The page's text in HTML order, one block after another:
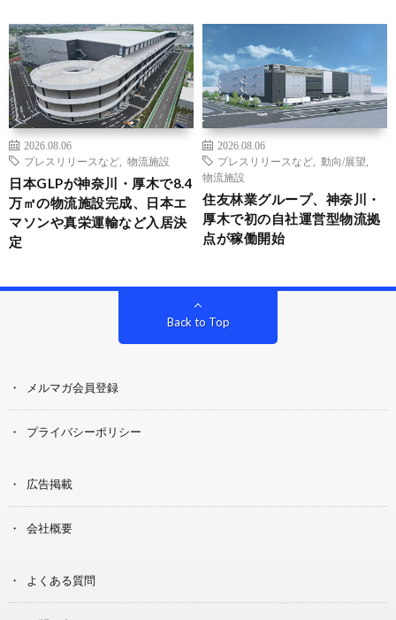
2026.08.06
プレスリリースなど
物流施設
日本GLPが神奈川・厚木で8.4
万㎡の物流施設完成、日本エ
マソンや真栄運輸など入居決
定
2026.08.06
プレスリリースなど
動向/展望
物流施設
住友林業グループ、神奈川・
厚木で初の自社運営型物流拠
点が稼働開始
Back to Top
メルマガ会員登録
プライバシーポリシー
広告掲載
会社概要
よくある質問